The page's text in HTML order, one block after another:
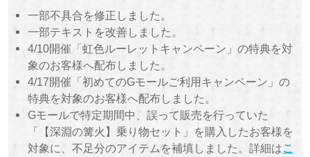
一部不具合を修正しました。
一部テキストを改善しました。
4/10開催「虹色ルーレットキャンペーン」の特典を対
象のお客様へ配布しました。
4/17開催「初めてのGモールご利用キャンペーン」の
特典を対象のお客様へ配布しました。
Gモールで特定期間中、誤って販売を行っていた
「【深淵の篝火】乗り物セット」を購入したお客様を
対象に、不足分のアイテムを補填しました。詳細はこ